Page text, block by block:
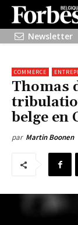
Newsletter
COMMERCE
Thomas
belge en
par Martin Boonen